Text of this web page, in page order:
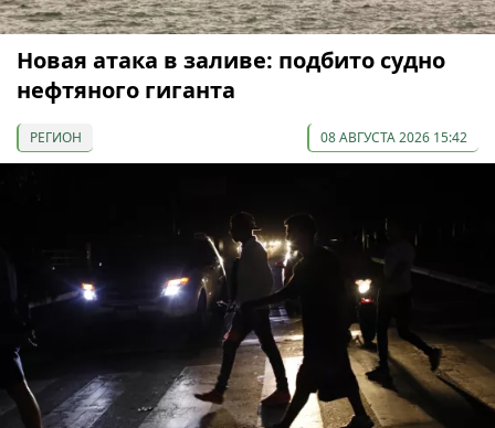
Новая атака в заливе: подбито судно
нефтяного гиганта
РЕГИОН 08 АВГУСТА 2026 15:42